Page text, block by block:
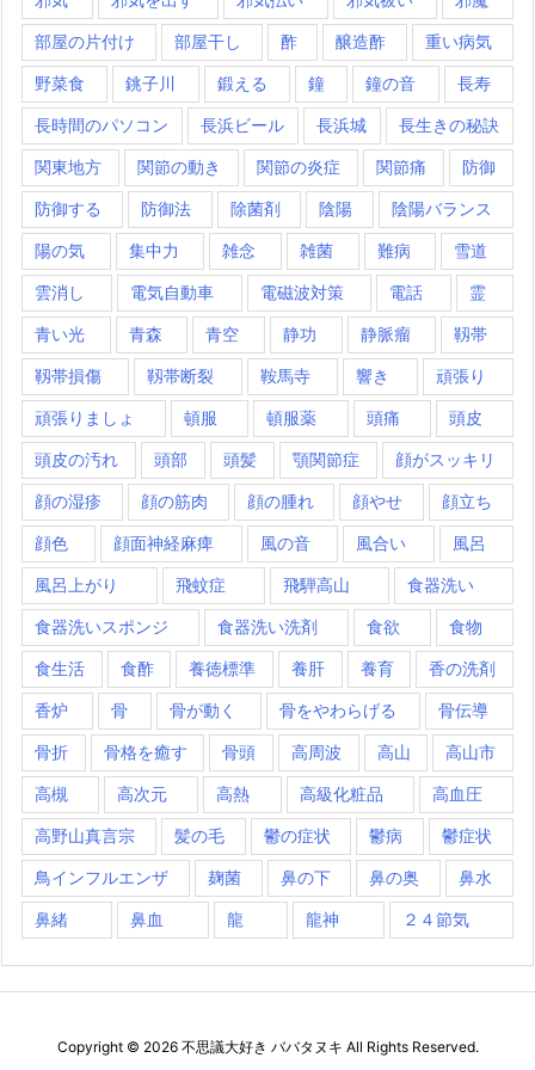
部屋の片付け 部屋干し 酢 醸造酢 重い病気
野菜食 銚子川 鍛える 鐘 鐘の音 長寿
長時間のパソコン 長浜ビール 長浜城 長生きの秘訣
関東地方 関節の動き 関節の炎症 関節痛 防御
防御する 防御法 除菌剤 陰陽 陰陽バランス
陽の気 集中力 雑念 雑菌 難病 雪道
雲消し 電気自動車 電磁波対策 電話 霊
青い光 青森 青空 静功 静脈瘤 靱帯
靱帯損傷 靱帯断裂 鞍馬寺 響き 頑張り
頑張りましょ 頓服 頓服薬 頭痛 頭皮
頭皮の汚れ 頭部 頭髪 顎関節症 顔がスッキリ
顔の湿疹 顔の筋肉 顔の腫れ 顔やせ 顔立ち
顔色 顔面神経麻痺 風の音 風合い 風呂
風呂上がり 飛蚊症 飛騨高山 食器洗い
食器洗いスポンジ 食器洗い洗剤 食欲 食物
食生活 食酢 養徳標準 養肝 養育 香の洗剤
香炉 骨 骨が動く 骨をやわらげる 骨伝導
骨折 骨格を癒す 骨頭 高周波 高山 高山市
高槻 高次元 高熱 高級化粧品 高血圧
高野山真言宗 髪の毛 鬱の症状 鬱病 鬱症状
鳥インフルエンザ 麹菌 鼻の下 鼻の奥 鼻水
鼻緒 鼻血 龍 龍神 ２４節気
Copyright © 2026 不思議大好き ババタヌキ All Rights Reserved.